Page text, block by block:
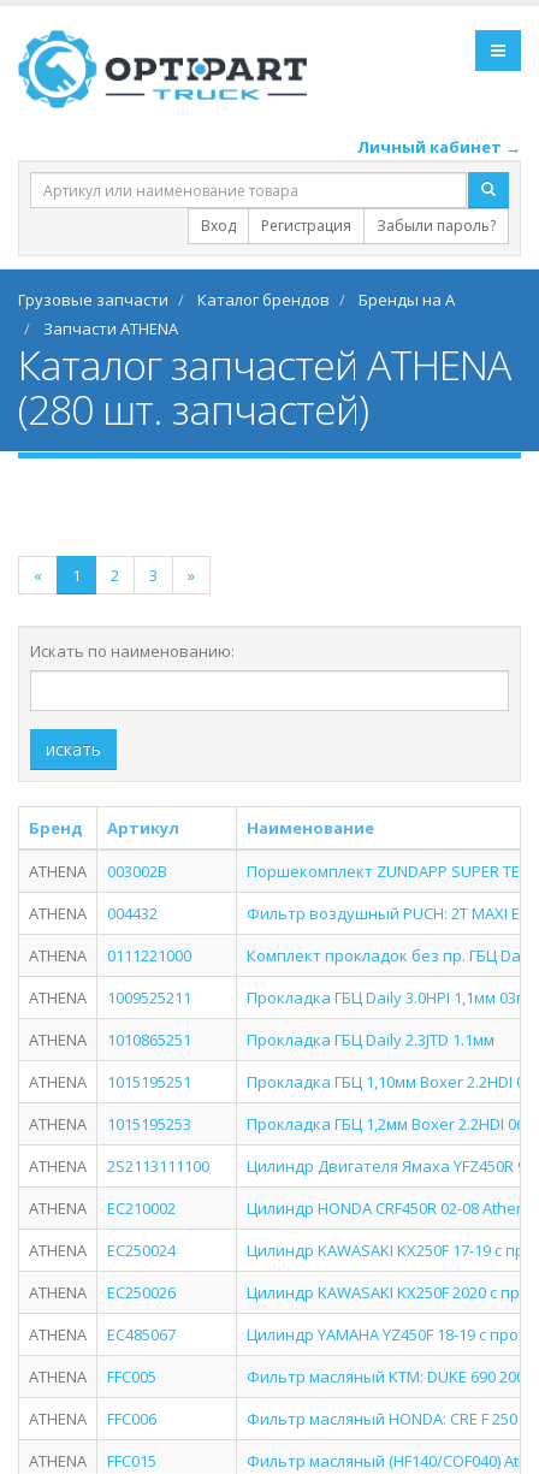
Личный кабинет →
Вход Регистрация Забыли пароль?
Грузовые запчасти Каталог брендов
Бренды на A
Запчасти ATHENA
Каталог запчастей ATHENA
(280 шт. запчастей)
« 1 2 3 »
Искать по наименованию:
искать
Бренд Артикул
Наименование
ATHENA
003002B
Поршекомплект ZUNDAPP SUPER
ATHENA
004432
Фильтр воздушный PUCH: 2T MAXI E2
ATHENA
0111221000
Комплект прокладок без пр. ГБЦ Daily
ATHENA
1009525211
Прокладка ГБЦ Daily 3.0HPI 1,1мм 03г.-
ATHENA
1010865251
Прокладка ГБЦ Daily 2.3JTD 1.1мм
ATHENA
1015195251
Прокладка ГБЦ 1,10мм Boxer 2.2HDI
ATHENA
1015195253
Прокладка ГБЦ 1,2мм Boxer 2.2HDI 06г.-
ATHENA
2S2113111100
Цилиндр Двигателя Ямаха YFZ450R
ATHENA
EC210002
Цилиндр HONDA CRF450R 02-08 Athena
ATHENA
EC250024
Цилиндр KAWASAKI KX250F 17-19 с
ATHENA
EC250026
Цилиндр KAWASAKI KX250F 2020 с
ATHENA
EC485067
Цилиндр YAMAHA YZ450F 18-19 с
ATHENA
FFC005
Фильтр масляный KTM: DUKE 690
ATHENA
FFC006
Фильтр масляный HONDA: CRE F 250 X
ATHENA
FFC015
Фильтр масляный (HF140/COF040)